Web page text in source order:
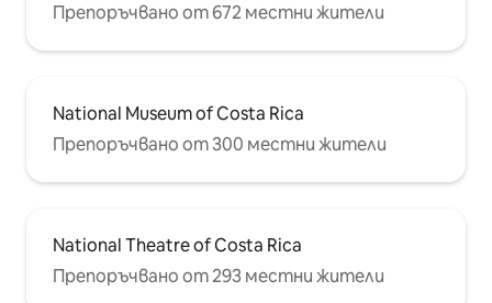
Препоръчвано от 672 местни жители
National Museum of Costa Rica
Препоръчвано от 300 местни жители
National Theatre of Costa Rica
Препоръчвано от 293 местни жители